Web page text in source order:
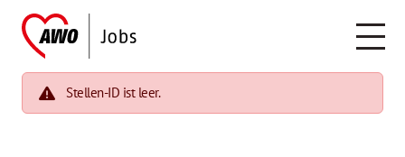
Stellen-ID ist leer.